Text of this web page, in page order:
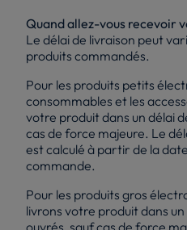
Quand allez-vous recevoir
Le délai de livraison peut
produits commandés.
Pour les produits petits
consommables et les
votre produit dans un délai
cas de force majeure. Le
est calculé à partir de la
commande.
Pour les produits gros
livrons votre produit dans un
ouvrés, sauf cas de force